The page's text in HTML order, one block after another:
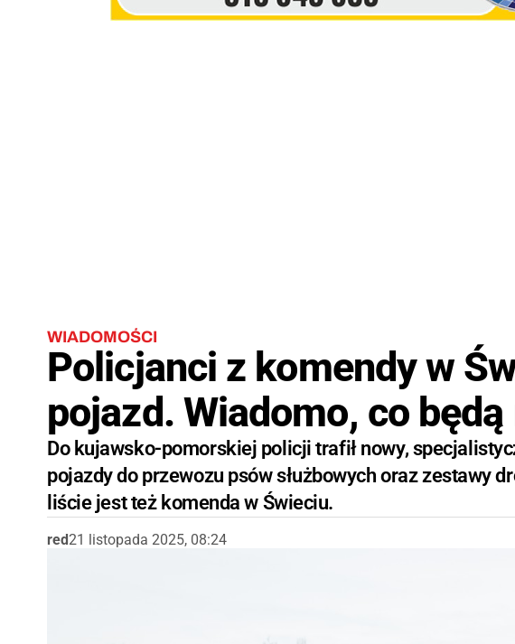
WIADOMOŚCI
Policjanci z komendy w
pojazd. Wiadomo, co
Do kujawsko-pomorskiej policji trafił nowy,
pojazdy do przewozu psów służbowych oraz zestawy
liście jest też komenda w Świeciu.
red21 listopada 2025, 08:24